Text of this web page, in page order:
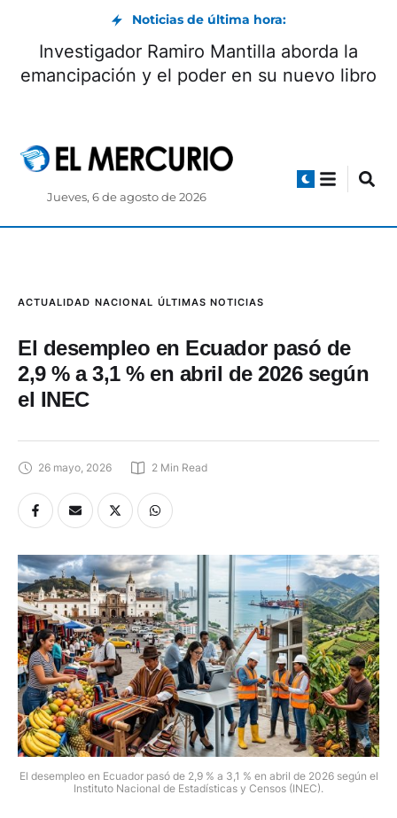
Noticias de última hora:
Investigador Ramiro Mantilla aborda la
emancipación y el poder en su nuevo libro
Jueves, 6 de agosto de 2026
ACTUALIDAD NACIONAL ÚLTIMAS NOTICIAS
El desempleo en Ecuador pasó de
2,9 % a 3,1 % en abril de 2026 según
el INEC
26 mayo, 2026 2 Min Read
El desempleo en Ecuador pasó de 2,9 % a 3,1 % en abril de 2026 según el
Instituto Nacional de Estadísticas y Censos (INEC).